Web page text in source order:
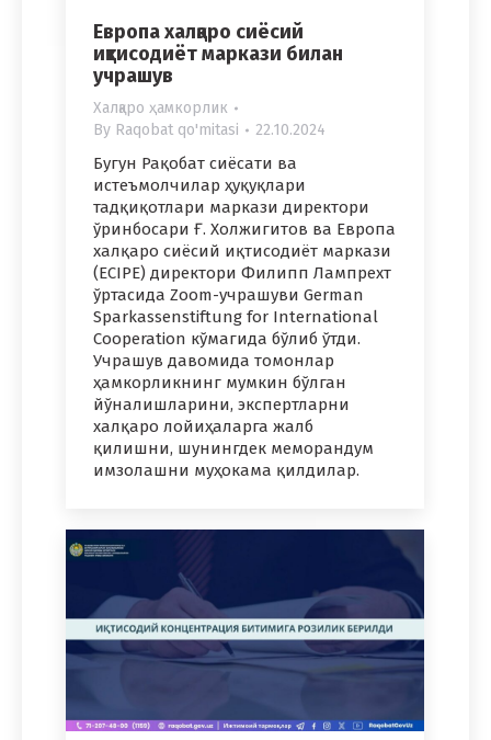
Европа халқаро сиёсий
иқтисодиёт маркази билан
учрашув
Халқаро ҳамкорлик
By Raqobat qo'mitasi 22.10.2024
Бугун Рақобат сиёсати ва
истеъмолчилар ҳуқуқлари
тадқиқотлари маркази директори
ўринбосари Ғ. Холжигитов ва Европа
халқаро сиёсий иқтисодиёт маркази
(ECIPE) директори Филипп Лампрехт
ўртасида Zoom-учрашуви German
Sparkassenstiftung for International
Cooperation кўмагида бўлиб ўтди.
Учрашув давомида томонлар
ҳамкорликнинг мумкин бўлган
йўналишларини, экспертларни
халқаро лойиҳаларга жалб
қилишни, шунингдек меморандум
имзолашни муҳокама қилдилар.